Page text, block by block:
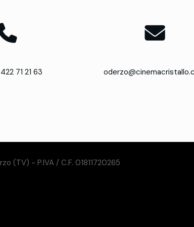
71 21 63
(TV) - P.IVA / C.F. 01811720265